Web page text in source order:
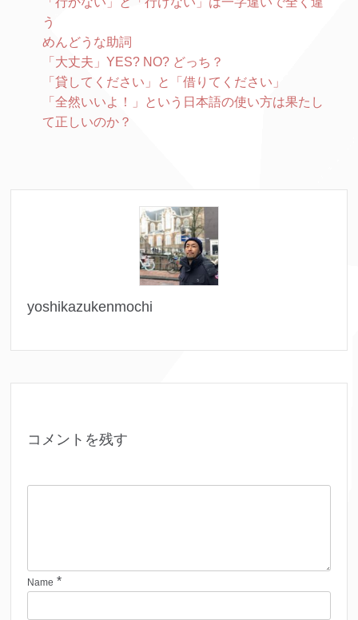
う
めんどうな助詞
「大丈夫」YES? NO? どっち？
「貸してください」と「借りてください」
「全然いいよ！」という日本語の使い方は果たし
て正しいのか？
yoshikazukenmochi
コメントを残す
Name *